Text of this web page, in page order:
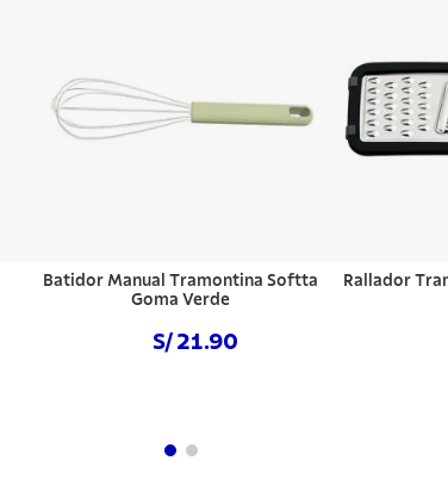
Batidor Manual Tramontina Softta
Goma Verde
S/ 21.90
Rallador